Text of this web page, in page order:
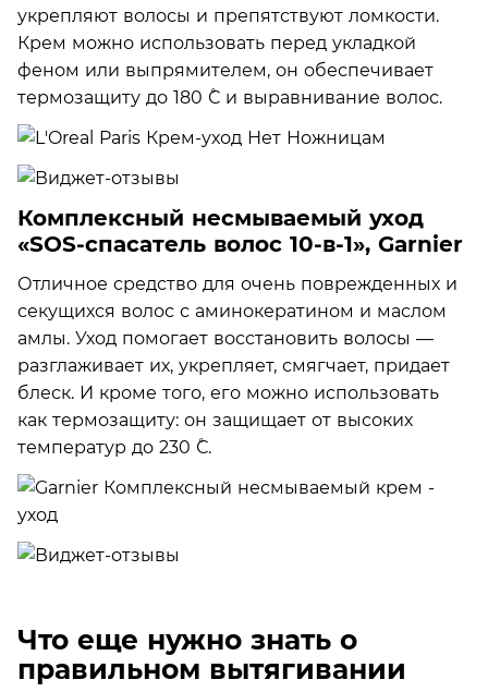
укрепляют волосы и препятствуют ломкости.
Крем можно использовать перед укладкой
феном или выпрямителем, он обеспечивает
термозащиту до 180 ˚С и выравнивание волос.
Комплексный несмываемый уход
«SOS-спасатель волос 10-в-1», Garnier
Отличное средство для очень поврежденных и
секущихся волос с аминокератином и маслом
амлы. Уход помогает восстановить волосы —
разглаживает их, укрепляет, смягчает, придает
блеск. И кроме того, его можно использовать
как термозащиту: он защищает от высоких
температур до 230 ˚С.
Что еще нужно знать о
правильном вытягивании